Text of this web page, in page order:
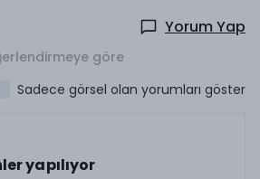
Yorum Yap
göre
Sadece görsel olan yorumları göster
yapılıyor